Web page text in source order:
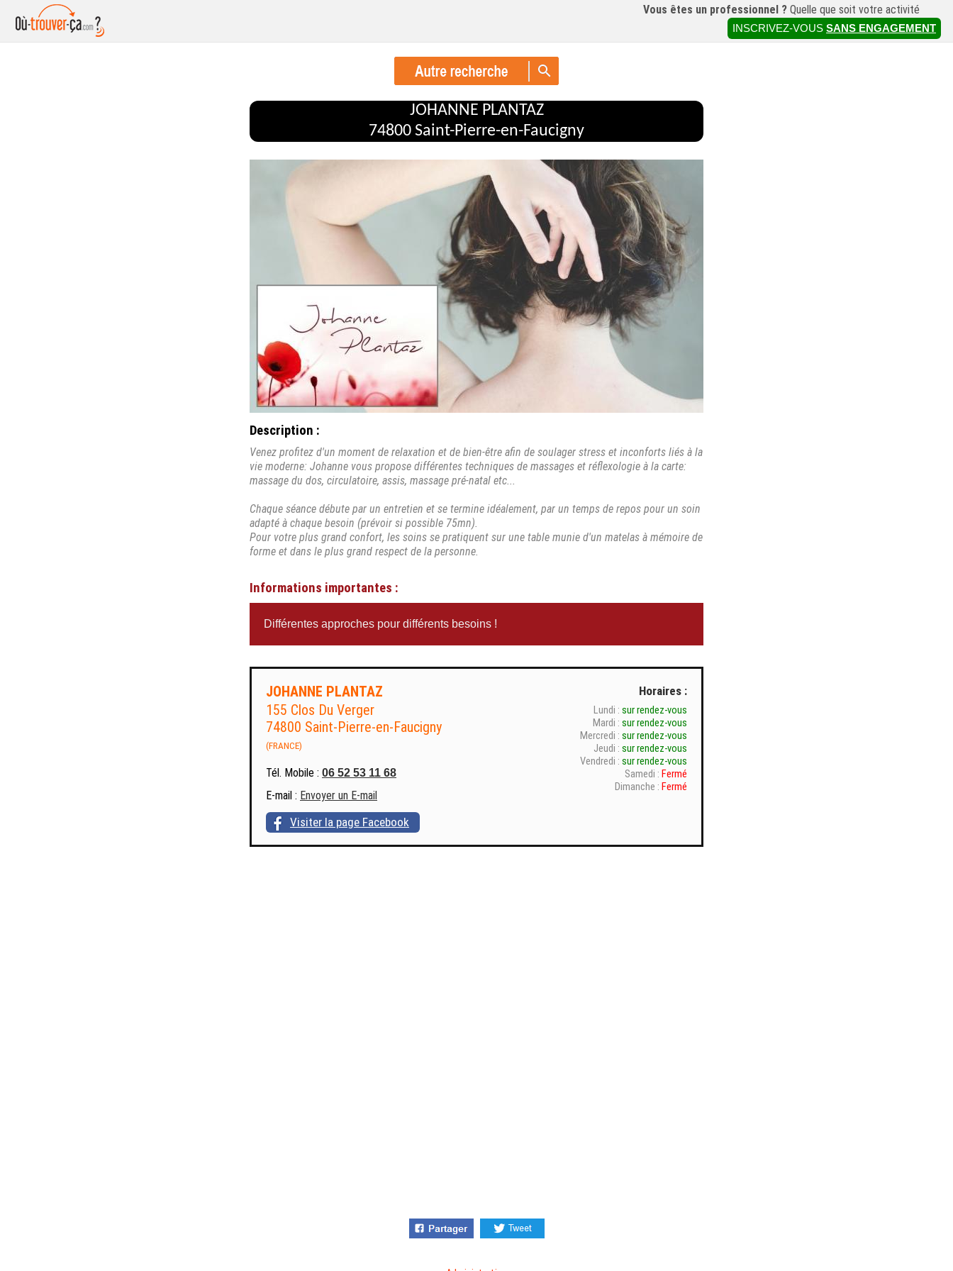
Vous êtes un professionnel ? Quelle que soit votre activité
INSCRIVEZ-VOUS SANS ENGAGEMENT
JOHANNE PLANTAZ
74800 Saint-Pierre-en-Faucigny
Description :
Venez profitez d'un moment de relaxation et de bien-être afin de soulager stress et inconforts liés à la
vie moderne: Johanne vous propose différentes techniques de massages et réflexologie à la carte:
massage du dos, circulatoire, assis, massage pré-natal etc...
Chaque séance débute par un entretien et se termine idéalement, par un temps de repos pour un soin
adapté à chaque besoin (prévoir si possible 75mn).
Pour votre plus grand confort, les soins se pratiquent sur une table munie d'un matelas à mémoire de
forme et dans le plus grand respect de la personne.
Informations importantes :
Différentes approches pour différents besoins !
JOHANNE PLANTAZ
155 Clos Du Verger
74800 Saint-Pierre-en-Faucigny
(FRANCE)
Tél. Mobile : 06 52 53 11 68
E-mail : Envoyer un E-mail
Visiter la page Facebook
Horaires :
Lundi : sur rendez-vous
Mardi : sur rendez-vous
Mercredi : sur rendez-vous
Jeudi : sur rendez-vous
Vendredi : sur rendez-vous
Samedi : Fermé
Dimanche : Fermé